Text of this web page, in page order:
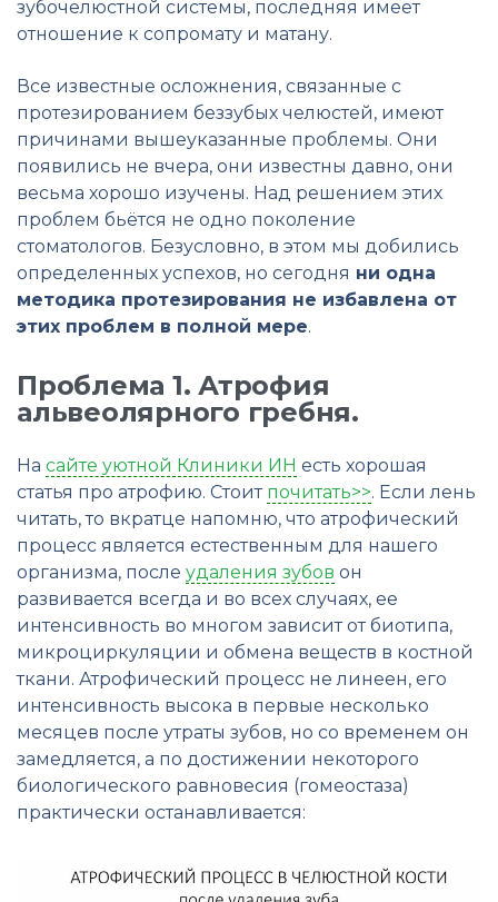
зубочелюстной системы, последняя имеет
отношение к сопромату и матану.
Все известные осложнения, связанные с
протезированием беззубых челюстей, имеют
причинами вышеуказанные проблемы. Они
появились не вчера, они известны давно, они
весьма хорошо изучены. Над решением этих
проблем бьётся не одно поколение
стоматологов. Безусловно, в этом мы добились
определенных успехов, но сегодня ни одна
методика протезирования не избавлена от
этих проблем в полной мере.
Проблема 1. Атрофия
альвеолярного гребня.
На сайте уютной Клиники ИН есть хорошая
статья про атрофию. Стоит почитать>>. Если лень
читать, то вкратце напомню, что атрофический
процесс является естественным для нашего
организма, после удаления зубов он
развивается всегда и во всех случаях, ее
интенсивность во многом зависит от биотипа,
микроциркуляции и обмена веществ в костной
ткани. Атрофический процесс не линеен, его
интенсивность высока в первые несколько
месяцев после утраты зубов, но со временем он
замедляется, а по достижении некоторого
биологического равновесия (гомеостаза)
практически останавливается: